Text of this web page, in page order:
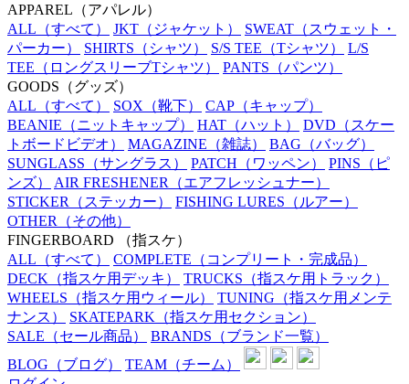
APPAREL （アパレル）
ALL （すべて） JKT （ジャケット） SWEAT （スウェット・
パーカー）
SHIRTS （シャツ） S/S TEE （Tシャツ）
L/S
TEE （ロングスリーブTシャツ） PANTS （パンツ）
GOODS （グッズ）
ALL （すべて） SOX （靴下） CAP （キャップ）
BEANIE （ニットキャップ） HAT （ハット） DVD （スケー
トボードビデオ）
MAGAZINE （雑誌） BAG （バッグ）
SUNGLASS （サングラス） PATCH （ワッペン） PINS （ピ
ンズ）
AIR FRESHENER （エアフレッシュナー）
STICKER （ステッカー） FISHING LURES （ルアー）
OTHER （その他）
FINGERBOARD
（指スケ）
ALL （すべて） COMPLETE （コンプリート・完成品）
DECK （指スケ用デッキ） TRUCKS （指スケ用トラック）
WHEELS （指スケ用ウィール） TUNING （指スケ用メンテ
ナンス）
SKATEPARK （指スケ用セクション）
SALE （セール商品） BRANDS （ブランド一覧）
BLOG （ブログ） TEAM （チーム）